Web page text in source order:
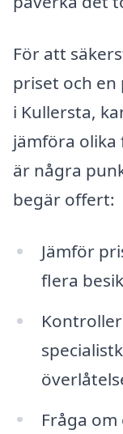
För att
priset och
i Kullersta,
jämföra
är några
begär offert:
Jämför
flera
Fråga